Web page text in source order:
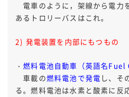
電車のように，架線から電力
あるトロリーバスはこれ。
2) 発電装置を内部にもつもの
・燃料電池自動車（英語名Fuel
車載の燃料電池で発電 し、そ
る。燃料電池は水素と酸素に反